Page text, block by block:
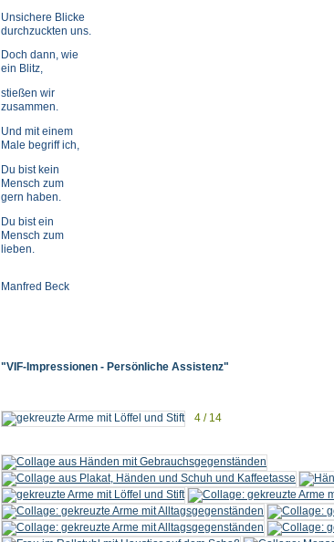
Unsichere Blicke
durchzuckten uns.
Doch dann, wie
ein Blitz,
stießen wir
zusammen.
Und mit einem
Male begriff ich,
Du bist kein
Mensch zum
gern haben.
Du bist ein
Mensch zum
lieben.
Manfred Beck
"VIF-Impressionen - Persönliche Assistenz"
4 / 14